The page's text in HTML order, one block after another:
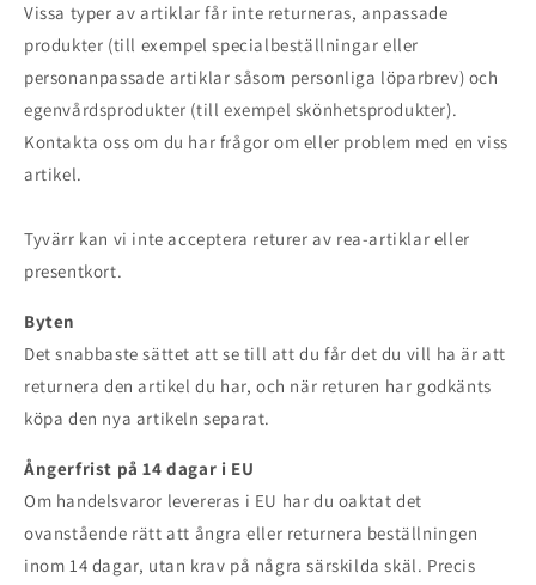
Vissa typer av artiklar får inte returneras, anpassade
produkter (till exempel specialbeställningar eller
personanpassade artiklar såsom personliga löparbrev) och
egenvårdsprodukter (till exempel skönhetsprodukter).
Kontakta oss om du har frågor om eller problem med en viss
artikel.
Tyvärr kan vi inte acceptera returer av rea-artiklar eller
presentkort.
Byten
Det snabbaste sättet att se till att du får det du vill ha är att
returnera den artikel du har, och när returen har godkänts
köpa den nya artikeln separat.
Ångerfrist på 14 dagar i EU
Om handelsvaror levereras i EU har du oaktat det
ovanstående rätt att ångra eller returnera beställningen
inom 14 dagar, utan krav på några särskilda skäl. Precis